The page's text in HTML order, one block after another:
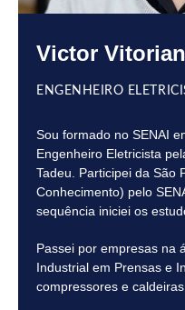
Victor
ENGENHEIRO
Sou formado no SENAI
Engenheiro Eletricista
Tadeu. Participei da São
Conhecimento) pelo
sequência iniciei os
Passei por empresas na
Industrial em Prensas e
compressores e caldeiras.